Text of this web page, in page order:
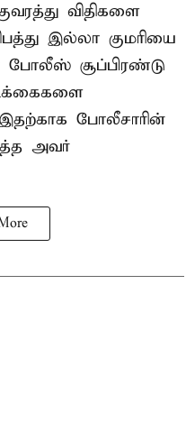
விதிகளை
இல்லா குமரியை
சூப்பிரண்டு
போலீசாரின்
அவர்